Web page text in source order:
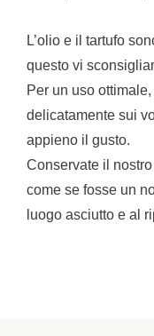
L’olio e il tartufo
questo vi
Per un uso
delicatamente sui
appieno il gusto.
Conservate il
come se fosse un
luogo asciutto e al